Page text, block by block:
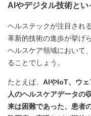
AIやデジタル技術と
ヘルステックが注目され
革新的技術の進歩が挙げ
ヘルスケア領域において
ることでしょう。
たとえば、 AIやIoT、ウェ
人のヘルスケアデータの
来は困難であった、患者